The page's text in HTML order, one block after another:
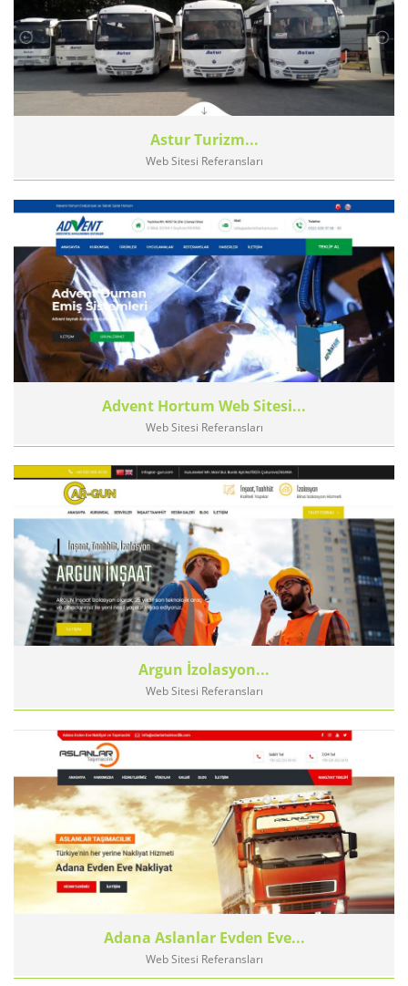
Astur Turizm...
Web Sitesi Referansları
Advent Hortum Web Sitesi...
Web Sitesi Referansları
Argun İzolasyon...
Web Sitesi Referansları
Adana Aslanlar Evden Eve...
Web Sitesi Referansları